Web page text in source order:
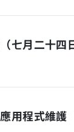
七月二十四
用程式維護